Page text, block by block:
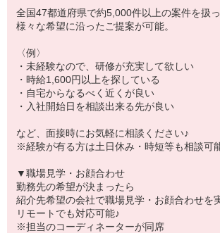
全国47都道府県で約5,000件以上の案件を扱っ
様々な希望に沿ったご提案が可能。
〈例〉
・未経験なので、研修が充実して欲しい
・時給1,600円以上を探している
・自宅からなるべく近くが良い
・入社開始日を相談出来る先が良い
など、面接時にお気軽に相談ください♪
※経験が有る方は土日休み・時短等も相談可
▼職場見学・お顔合わせ
勤務先の希望が決まったら
紹介先希望の会社で職場見学・お顔合わせを
リモートでも対応可能♪
※担当のコーディネーターが同席